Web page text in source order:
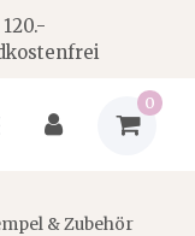
0
& Zubehör